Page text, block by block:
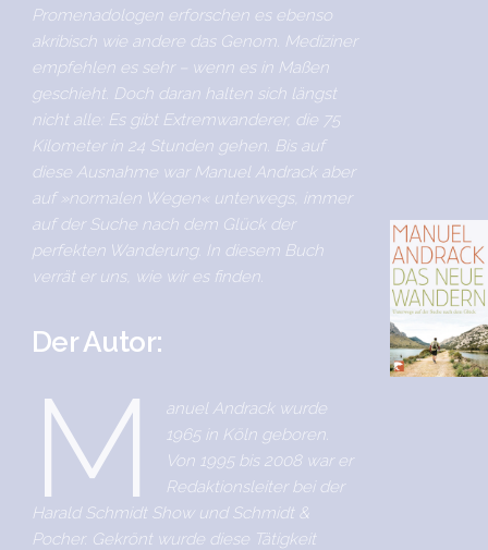
Promenadologen erforschen es ebenso
akribisch wie andere das Genom. Mediziner
empfehlen es sehr – wenn es in Maßen
geschieht. Doch daran halten sich längst
nicht alle: Es gibt Extremwanderer, die 75
Kilometer in 24 Stunden gehen. Bis auf
diese Ausnahme war Manuel Andrack aber
auf »normalen Wegen« unterwegs, immer
auf der Suche nach dem Glück der
perfekten Wanderung. In diesem Buch
verrät er uns, wie wir es finden.
Der Autor:
M
anuel Andrack wurde
1965 in Köln geboren.
Von 1995 bis 2008 war er
Redaktionsleiter bei der
Harald Schmidt Show und Schmidt &
Pocher. Gekrönt wurde diese Tätigkeit